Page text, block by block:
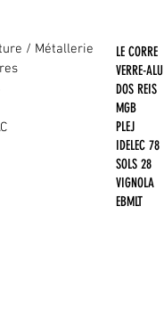
LE CORRE
VERRE-ALU
DOS REIS
MGB
PLEJ
IDELEC 78
SOLS 28
VIGNOLA
EBMLT
/ Métallerie